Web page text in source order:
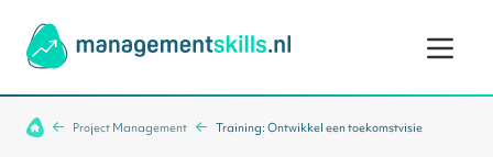
Project Management Training: Ontwikkel een toekomstvisie